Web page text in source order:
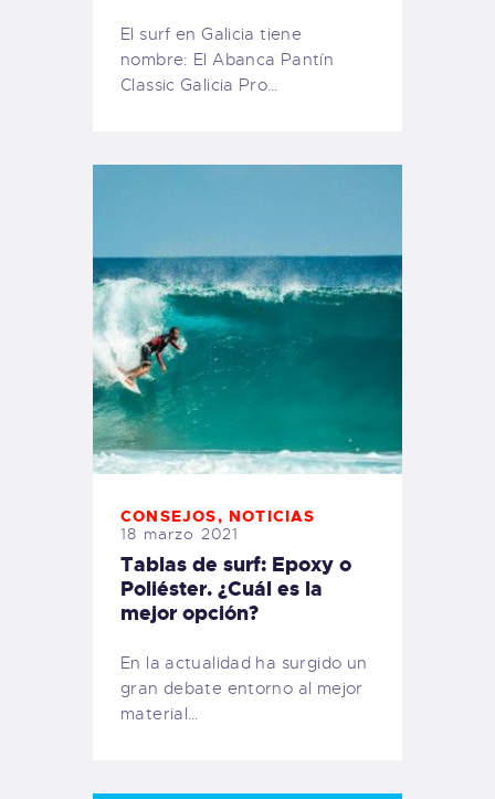
El surf en Galicia tiene
nombre: El Abanca Pantín
Classic Galicia Pro…
CONSEJOS, NOTICIAS
18 marzo 2021
Tablas de surf: Epoxy o
Poliéster. ¿Cuál es la
mejor opción?
En la actualidad ha surgido un
gran debate entorno al mejor
material…